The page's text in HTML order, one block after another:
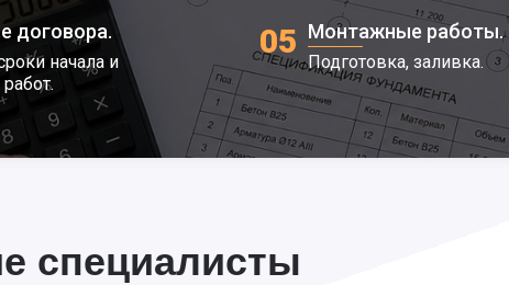
договора.
начала и
05 Монтажные работы.
Подготовка, заливка.
специалисты